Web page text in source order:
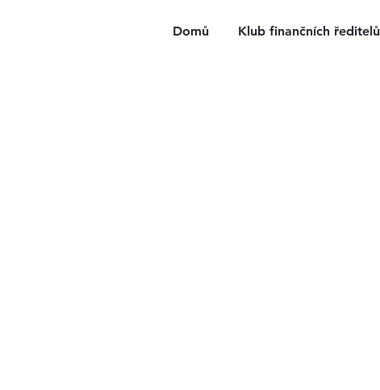
Domů Klub finančních ředitelů